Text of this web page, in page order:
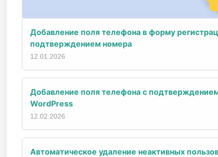
Добавление поля телефона в форму
подтверждением номера
12.01.2026
Добавление поля телефона с
WordPress
12.02.2026
Автоматическое удаление неактивных